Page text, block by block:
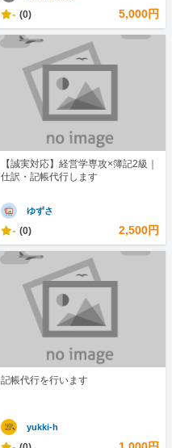
- (0) 5,000円
【誠実対応】経営学専攻×簿記2級｜
仕訳・記帳代行します
ゆずさ
- (0) 2,500円
記帳代行を行います
yukki-h